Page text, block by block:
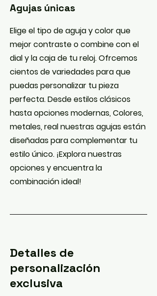
Agujas únicas
Elige el tipo de aguja y color que
mejor contraste o combine con el
dial y la caja de tu reloj. Ofrcemos
cientos de variedades para que
puedas personalizar tu pieza
perfecta. Desde estilos clásicos
hasta opciones modernas, Colores,
metales, real nuestras agujas están
diseñadas para complementar tu
estilo único. ¡Explora nuestras
opciones y encuentra la
combinación ideal!
Detalles de
personalización
exclusiva